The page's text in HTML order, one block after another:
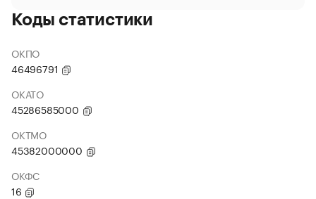
Коды статистики
ОКПО
46496791
ОКАТО
45286585000
ОКТМО
45382000000
ОКФС
16